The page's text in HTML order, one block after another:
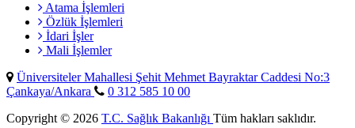
Atama İşlemleri
Özlük İşlemleri
İdari İşler
Mali İşlemler
Üniversiteler Mahallesi Şehit Mehmet Bayraktar Caddesi No:3
Çankaya/Ankara
0 312 585 10 00
Copyright © 2026 T.C. Sağlık Bakanlığı Tüm hakları saklıdır.